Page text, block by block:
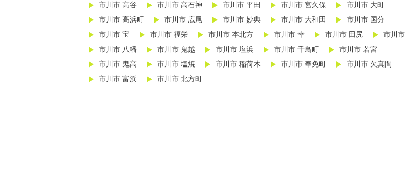
市川市 高谷
市川市 高石神 市川市 平田 市川市 宮久保
市川市 大町
市川市 高浜町
市川市 広尾 市川市 妙典 市川市 大和田
市川市 国分
市川市 宝
市川市 福栄 市川市 本北方 市川市 幸 市川市 田尻
市川
市川市 八幡
市川市 鬼越 市川市 塩浜 市川市 千鳥町
市川市 若宮
市川市 鬼高
市川市 塩焼 市川市 稲荷木 市川市 奉免町
市川市 欠真間
市川市 富浜
市川市 北方町